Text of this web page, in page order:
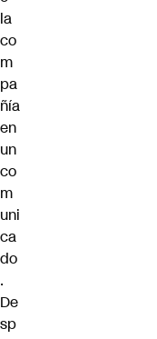
la
co
m
pa
ñía
en
un
co
m
uni
ca
do
.
De
sp